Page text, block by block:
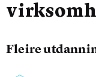
Fleire